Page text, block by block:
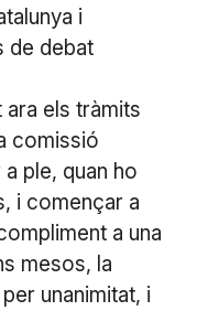
i
de debat
ara els tràmits
comissió
ple, quan ho
i començar a
a una
mesos, la
unanimitat, i